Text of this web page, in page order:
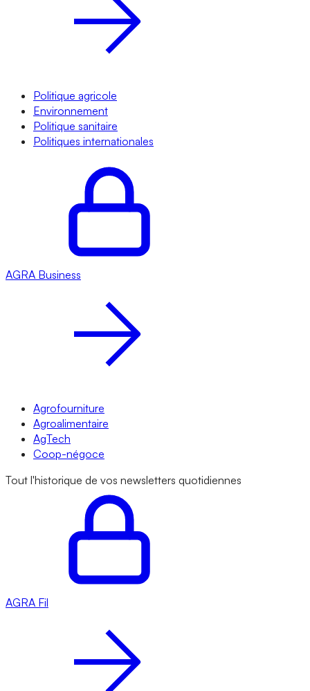
Politique agricole
Environnement
Politique sanitaire
Politiques internationales
AGRA Business
Agrofourniture
Agroalimentaire
AgTech
Coop-négoce
Tout l'historique de vos newsletters quotidiennes
AGRA Fil